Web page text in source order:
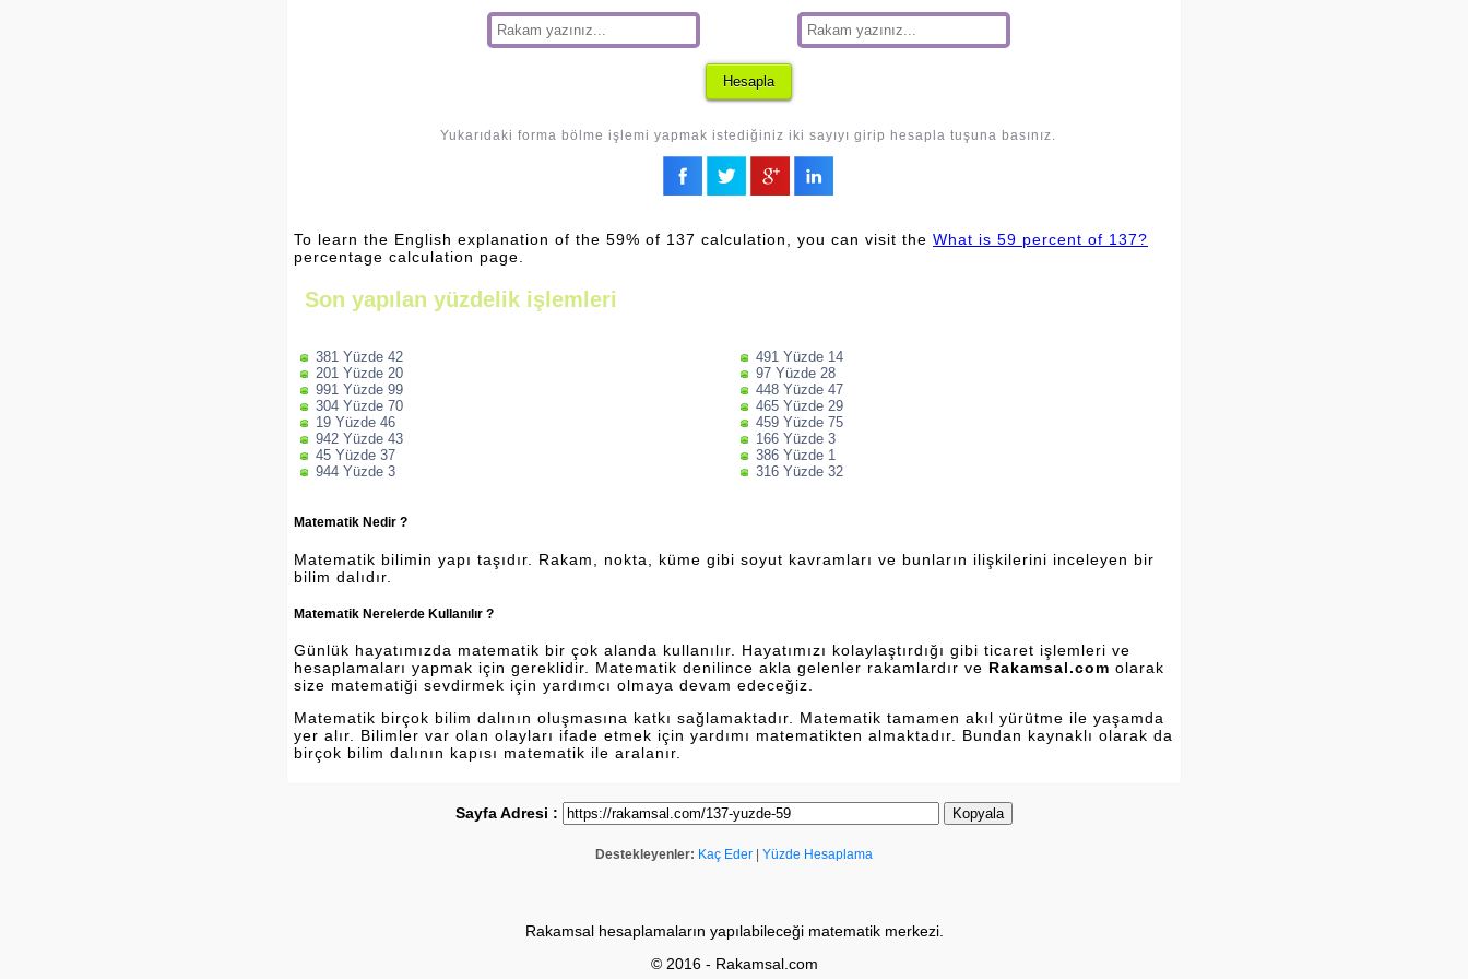
Yukarıdaki forma bölme işlemi yapmak istediğiniz iki sayıyı girip hesapla tuşuna basınız.
To learn the English explanation of the 59% of 137 calculation, you can visit the What is 59 percent of 137?
percentage calculation page.
Son yapılan yüzdelik işlemleri
381 Yüzde 42
201 Yüzde 20
991 Yüzde 99
304 Yüzde 70
19 Yüzde 46
942 Yüzde 43
45 Yüzde 37
944 Yüzde 3
491 Yüzde 14
97 Yüzde 28
448 Yüzde 47
465 Yüzde 29
459 Yüzde 75
166 Yüzde 3
386 Yüzde 1
316 Yüzde 32
Matematik Nedir ?
Matematik bilimin yapı taşıdır. Rakam, nokta, küme gibi soyut kavramları ve bunların ilişkilerini inceleyen bir
bilim dalıdır.
Matematik Nerelerde Kullanılır ?
Günlük hayatımızda matematik bir çok alanda kullanılır. Hayatımızı kolaylaştırdığı gibi ticaret işlemleri ve
hesaplamaları yapmak için gereklidir. Matematik denilince akla gelenler rakamlardır ve Rakamsal.com olarak
size matematiği sevdirmek için yardımcı olmaya devam edeceğiz.
Matematik birçok bilim dalının oluşmasına katkı sağlamaktadır. Matematik tamamen akıl yürütme ile yaşamda
yer alır. Bilimler var olan olayları ifade etmek için yardımı matematikten almaktadır. Bundan kaynaklı olarak da
birçok bilim dalının kapısı matematik ile aralanır.
Sayfa Adresi : Kopyala
Destekleyenler: Kaç Eder Yüzde Hesaplama
Rakamsal hesaplamaların yapılabileceği matematik merkezi.
© 2016 - Rakamsal.com